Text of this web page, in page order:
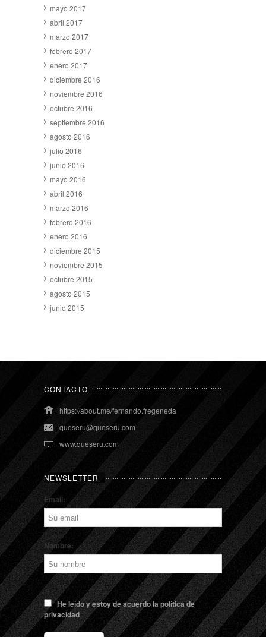
mayo 2017
abril 2017
marzo 2017
febrero 2017
enero 2017
diciembre 2016
noviembre 2016
octubre 2016
septiembre 2016
agosto 2016
julio 2016
junio 2016
mayo 2016
abril 2016
marzo 2016
febrero 2016
enero 2016
diciembre 2015
noviembre 2015
octubre 2015
agosto 2015
junio 2015
CONTACTO
https://about.me/fernando.fregeneda
queseru@queseru.com
www.queseru.com
NEWSLETTER
Email:
Nombre:
He leído y estoy de acuerdo la política de
privacidad